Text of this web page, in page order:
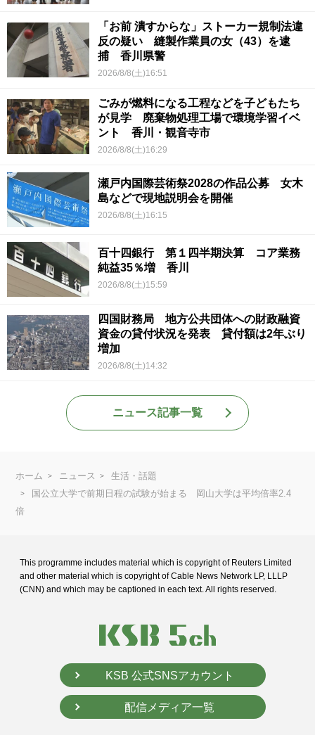
「お前 潰すからな」ストーカー規制法違
反の疑い 縫製作業員の女（43）を逮
捕 香川県警
2026/8/8(土)16:51
ごみが燃料になる工程などを子どもたち
が見学 廃棄物処理工場で環境学習イベ
ント 香川・観音寺市
2026/8/8(土)16:29
瀬戸内国際芸術祭2028の作品公募 女木
島などで現地説明会を開催
2026/8/8(土)16:15
百十四銀行 第１四半期決算 コア業務
純益35％増 香川
2026/8/8(土)15:59
四国財務局 地方公共団体への財政融資
資金の貸付状況を発表 貸付額は2年ぶり
増加
2026/8/8(土)14:32
ニュース記事一覧
ホーム ニュース
生活・話題
国公立大学で前期日程の試験が始まる 岡山大学は平均倍率2.4
倍
This programme includes material which is copyright of Reuters Limited
and other material which is copyright of Cable News Network LP, LLLP
(CNN) and which may be captioned in each text. All rights reserved.
KSB 公式SNSアカウント
配信メディア一覧